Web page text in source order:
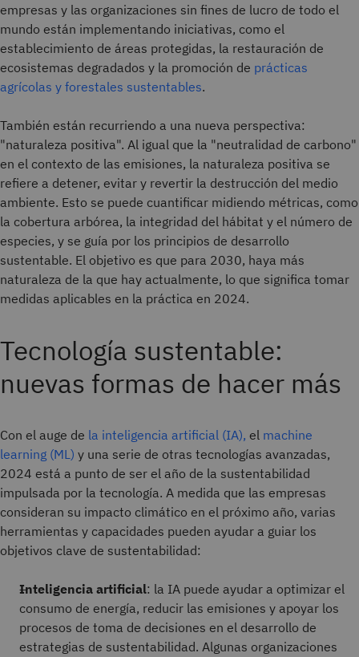
empresas y las organizaciones sin fines de lucro de todo el
mundo están implementando iniciativas, como el
establecimiento de áreas protegidas, la restauración de
ecosistemas degradados y la promoción de prácticas
agrícolas y forestales sustentables.
También están recurriendo a una nueva perspectiva:
"naturaleza positiva". Al igual que la "neutralidad de carbono"
en el contexto de las emisiones, la naturaleza positiva se
refiere a detener, evitar y revertir la destrucción del medio
ambiente. Esto se puede cuantificar midiendo métricas, como
la cobertura arbórea, la integridad del hábitat y el número de
especies, y se guía por los principios de desarrollo
sustentable. El objetivo es que para 2030, haya más
naturaleza de la que hay actualmente, lo que significa tomar
medidas aplicables en la práctica en 2024.
Tecnología sustentable:
nuevas formas de hacer más
Con el auge de la inteligencia artificial (IA), el machine
learning (ML) y una serie de otras tecnologías avanzadas,
2024 está a punto de ser el año de la sustentabilidad
impulsada por la tecnología. A medida que las empresas
consideran su impacto climático en el próximo año, varias
herramientas y capacidades pueden ayudar a guiar los
objetivos clave de sustentabilidad:
Inteligencia artificial: la IA puede ayudar a optimizar el
consumo de energía, reducir las emisiones y apoyar los
procesos de toma de decisiones en el desarrollo de
estrategias de sustentabilidad. Algunas organizaciones